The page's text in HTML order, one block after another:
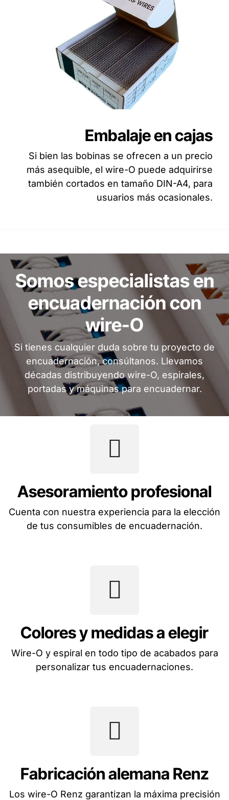
Embalaje en cajas
Si bien las bobinas se ofrecen a un precio
más asequible, el wire-O puede adquirirse
también cortados en tamaño DIN-A4, para
usuarios más ocasionales.
Somos especialistas en
encuadernación con
wire-O
Si tienes cualquier duda sobre tu proyecto de
encuadernación, consúltanos. Llevamos
décadas distribuyendo wire-O, espirales,
portadas y máquinas para encuadernar.
Asesoramiento profesional
Cuenta con nuestra experiencia para la elección
de tus consumibles de encuadernación.
Colores y medidas a elegir
Wire-O y espiral en todo tipo de acabados para
personalizar tus encuadernaciones.
Fabricación alemana Renz
Los wire-O Renz garantizan la máxima precisión